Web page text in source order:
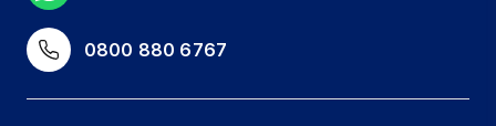
0800 880 6767